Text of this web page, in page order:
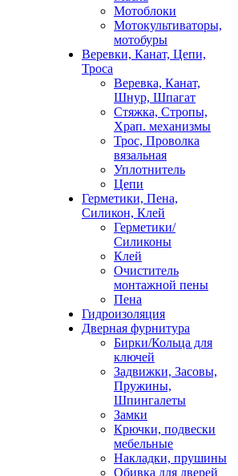
Мотоблоки
Мотокультиваторы,
мотобуры
Веревки, Канат, Цепи,
Троса
Веревка, Канат,
Шнур, Шпагат
Стяжка, Стропы,
Храп. механизмы
Трос, Проволка
вязальная
Уплотнитель
Цепи
Герметики, Пена,
Силикон, Клей
Герметики/
Силиконы
Клей
Очиститель
монтажной пены
Пена
Гидроизоляция
Дверная фурнитура
Бирки/Кольца для
ключей
Задвижки, Засовы,
Пружины,
Шпингалеты
Замки
Крючки, подвески
мебельные
Накладки, прушины
Обивка для дверей